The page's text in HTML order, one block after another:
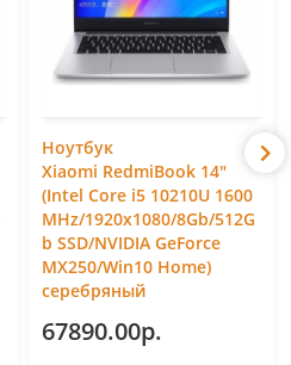
Ноутбук
Xiaomi RedmiBook 14"
(Intel Core i5 10210U 1600
MHz/1920x1080/8Gb/512G
b SSD/NVIDIA GeForce
MX250/Win10 Home)
серебряный
67890.00р.